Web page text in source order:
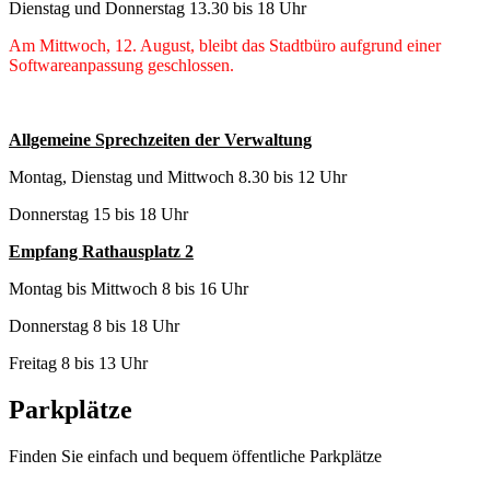
Dienstag und Donnerstag 13.30 bis 18 Uhr
Am Mittwoch, 12. August, bleibt das Stadtbüro aufgrund einer
Softwareanpassung geschlossen.
Allgemeine Sprechzeiten der Verwaltung
Montag, Dienstag und Mittwoch 8.30 bis 12 Uhr
Donnerstag 15 bis 18 Uhr
Empfang Rathausplatz 2
Montag bis Mittwoch 8 bis 16 Uhr
Donnerstag 8 bis 18 Uhr
Freitag 8 bis 13 Uhr
Parkplätze
Finden Sie einfach und bequem öffentliche Parkplätze